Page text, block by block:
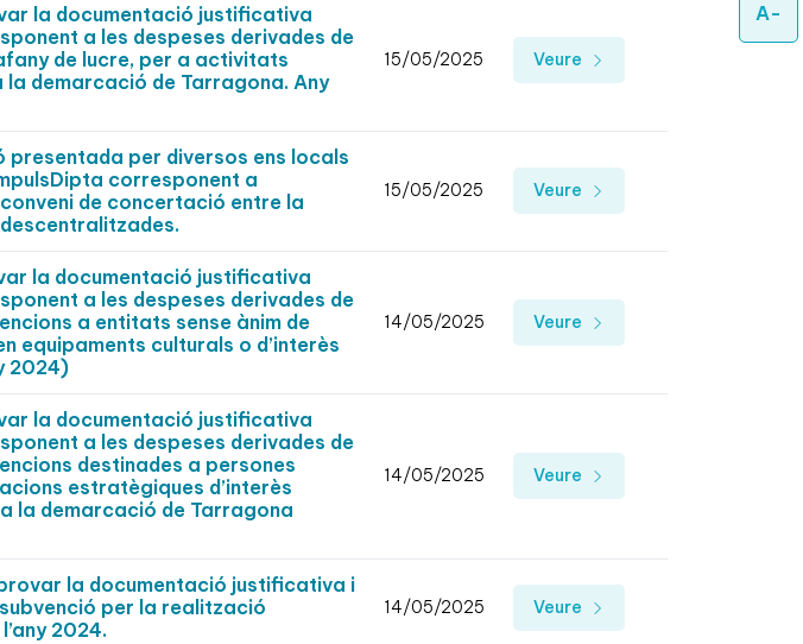
A-
la documentació justificativa
a les despeses derivades de
de lucre, per a activitats
demarcació de Tarragona. Any
15/05/2025 Veure
per diversos ens locals
corresponent a
de concertació entre la
15/05/2025 Veure
la documentació justificativa
a les despeses derivades de
a entitats sense ànim de
equipaments culturals o d’interès
2024)
14/05/2025 Veure
la documentació justificativa
a les despeses derivades de
destinades a persones
estratègiques d’interès
la demarcació de Tarragona
14/05/2025 Veure
la documentació justificativa i
per la realització
2024.
14/05/2025 Veure